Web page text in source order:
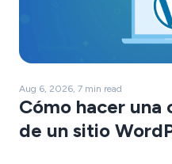
Aug 6, 2026, 7 min read
Cómo hacer una
de un sitio